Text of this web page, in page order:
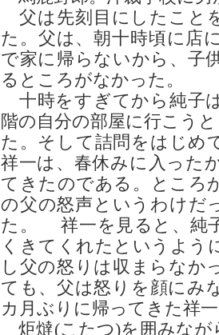
父は先刻目にしたこと
た。父は、朝十時頃に店
で家に帰らないから、子
るところがなかった。
十時をすぎてから純子
階の自分の部屋に行こう
た。そして詰問をはじめ
祥一は、春休みに入った
てきたのである。ところ
の父の怒声というわけだ
た。 祥一を見ると、純
くきてくれたというよう
し父の怒りは収まらなか
ても、父は怒りを顔にみ
カ月ぶりに帰ってきた祥
炬燵(こたつ)を囲みなが